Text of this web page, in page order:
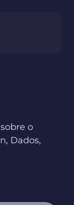
o
Dados,